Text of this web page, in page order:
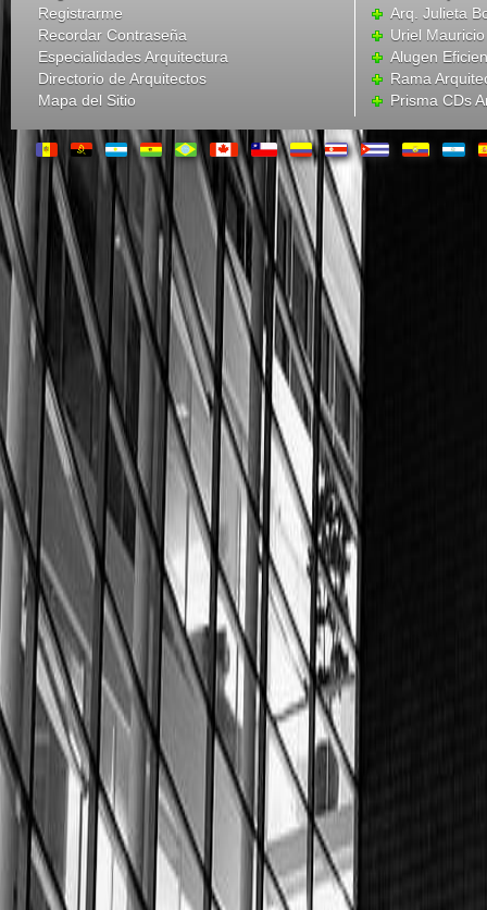
Registrarme
Recordar Contraseña
Especialidades Arquitectura
Directorio de Arquitectos
Mapa del Sitio
Arq. Julieta
Uriel
Alugen
Rama
Prisma CDs